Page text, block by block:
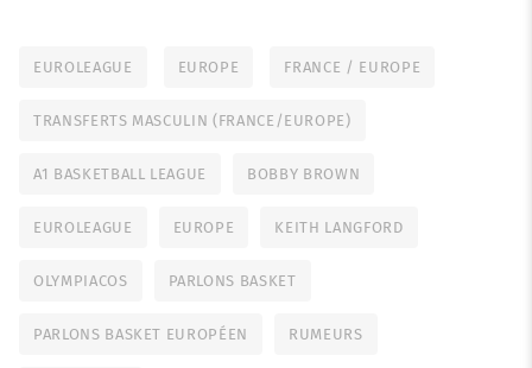
EUROLEAGUE EUROPE FRANCE / EUROPE
TRANSFERTS MASCULIN (FRANCE/EUROPE)
A1 BASKETBALL LEAGUE BOBBY BROWN
EUROLEAGUE EUROPE KEITH LANGFORD
OLYMPIACOS PARLONS BASKET
PARLONS BASKET EUROPÉEN RUMEURS